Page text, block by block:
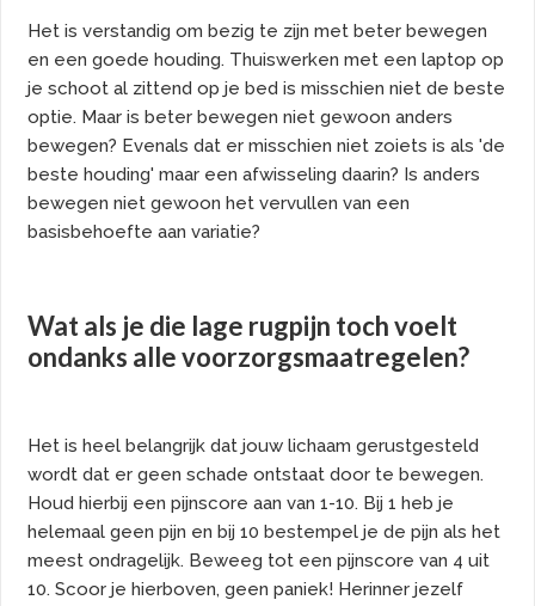
Het is verstandig om bezig te zijn met beter bewegen
en een goede houding. Thuiswerken met een laptop op
je schoot al zittend op je bed is misschien niet de beste
optie. Maar is beter bewegen niet gewoon anders
bewegen? Evenals dat er misschien niet zoiets is als 'de
beste houding' maar een afwisseling daarin? Is anders
bewegen niet gewoon het vervullen van een
basisbehoefte aan variatie?
Wat als je die lage rugpijn toch voelt
ondanks alle voorzorgsmaatregelen?
Het is heel belangrijk dat jouw lichaam gerustgesteld
wordt dat er geen schade ontstaat door te bewegen.
Houd hierbij een pijnscore aan van 1-10. Bij 1 heb je
helemaal geen pijn en bij 10 bestempel je de pijn als het
meest ondragelijk. Beweeg tot een pijnscore van 4 uit
10. Scoor je hierboven, geen paniek! Herinner jezelf